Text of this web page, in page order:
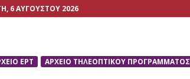
6 ΑΥΓΟΎΣΤΟΥ 2026
ΕΡΤ ΑΡΧΕΙΟ ΤΗΛΕΟΠΤΙΚΟΥ ΠΡΟΓΡΑΜΜΑΤΟΣ